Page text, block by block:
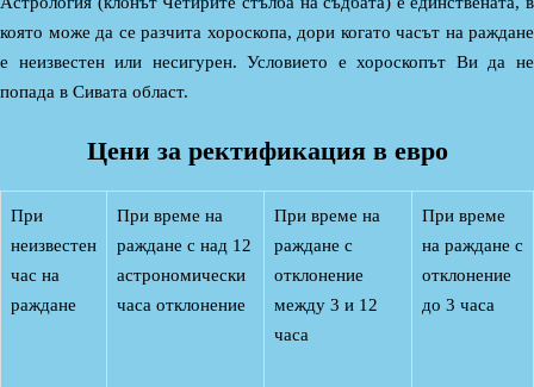
която може да се разчита хороскопа, дори когато часът на раждане
е неизвестен или несигурен. Условието е хороскопът Ви да не
попада в Сивата област.
Цени за ректификация в евро
При
неизвестен
час на
раждане
При време на
раждане с над 12
астрономически
часа отклонение
При време на
раждане с
отклонение
между 3 и 12
часа
При време
на раждане с
отклонение
до 3 часа